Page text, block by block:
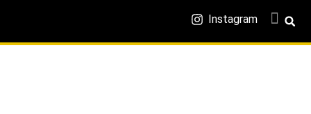
Instagram